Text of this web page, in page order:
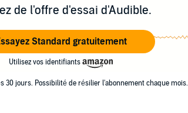
de l'offre d'essai d'Audible.
Standard gratuitement
Utilisez vos identifiants
30 jours. Possibilité de résilier l'abonnement chaque mois.